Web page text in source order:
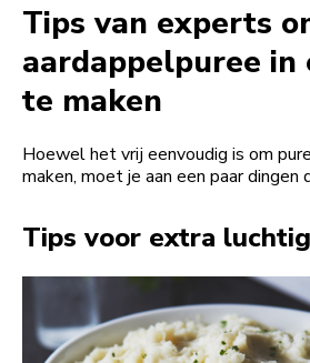
Tips van experts
aardappelpuree in
te maken
Hoewel het vrij eenvoudig is om
maken, moet je aan een paar dingen
Tips voor extra